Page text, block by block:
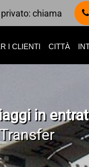
chiama
I CLIENTI CITTÀ
in